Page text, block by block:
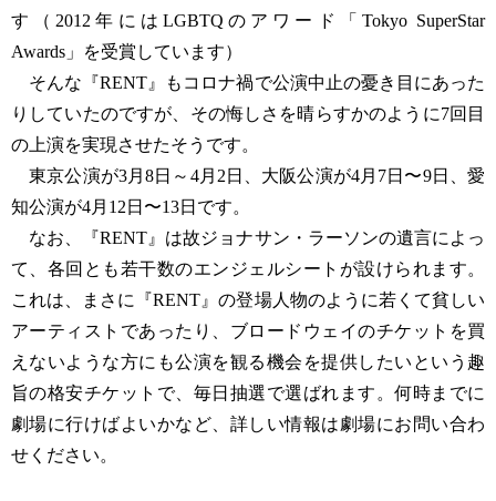
す（2012年にはLGBTQのアワード「Tokyo SuperStar
Awards」を受賞しています）
そんな『RENT』もコロナ禍で公演中止の憂き目にあった
りしていたのですが、その悔しさを晴らすかのように7回目
の上演を実現させたそうです。
東京公演が3月8日～4月2日、大阪公演が4月7日〜9日、愛
知公演が4月12日〜13日です。
なお、『RENT』は故ジョナサン・ラーソンの遺言によっ
て、各回とも若干数のエンジェルシートが設けられます。
これは、まさに『RENT』の登場人物のように若くて貧しい
アーティストであったり、ブロードウェイのチケットを買
えないような方にも公演を観る機会を提供したいという趣
旨の格安チケットで、毎日抽選で選ばれます。何時までに
劇場に行けばよいかなど、詳しい情報は劇場にお問い合わ
せください。